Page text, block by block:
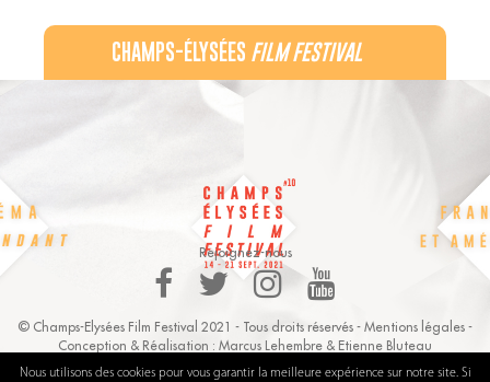
CHAMPS-ÉLYSÉES FILM FESTIVAL
60 rue Pierre Charron, 75008 Paris - 06 32 44 21 22
Rejoignez-nous
© Champs-Elysées Film Festival 2021 - Tous droits réservés - Mentions légales -
Conception & Réalisation : Marcus Lehembre & Etienne Bluteau
Nous utilisons des cookies pour vous garantir la meilleure expérience sur notre site. Si